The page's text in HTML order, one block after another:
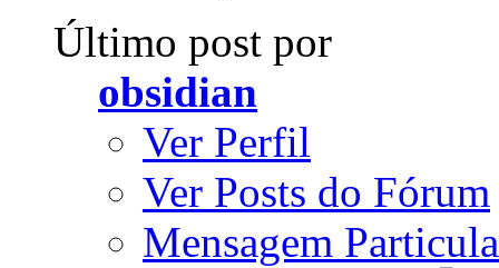
Último post por
obsidian
Ver Perfil
Ver Posts do Fórum
Mensagem